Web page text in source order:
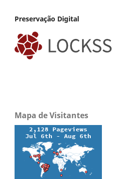
Preservação Digital
Mapa de Visitantes